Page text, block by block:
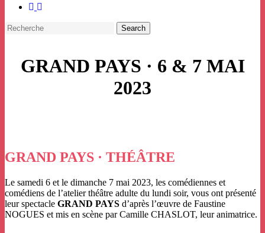
facebook
instagram
Search
SearchGRAND PAYS · 6 & 7 MAI
2023
GRAND PAYS · THÉÂTRE
Le samedi 6 et le dimanche 7 mai 2023, les comédiennes et
comédiens de l’atelier théâtre adulte du lundi soir, vous ont présenté
leur spectacle GRAND PAYS d’après l’œuvre de Faustine
NOGUES et mis en scène par Camille CHASLOT, leur animatrice.